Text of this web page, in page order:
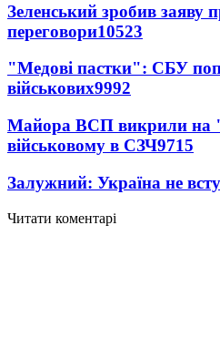
Зеленський зробив заяву
переговори10523
"Медові пастки": СБУ
військових9992
Майора ВСП викрили на
військовому в СЗЧ9715
Залужний: Україна не
Читати коментарі